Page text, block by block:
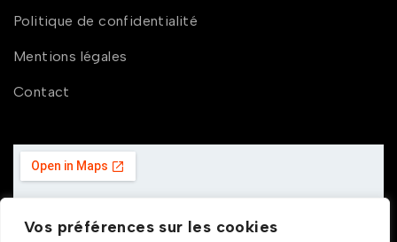
Vos préférences sur les cookies
Politique de confidentialité
Mentions légales
Contact